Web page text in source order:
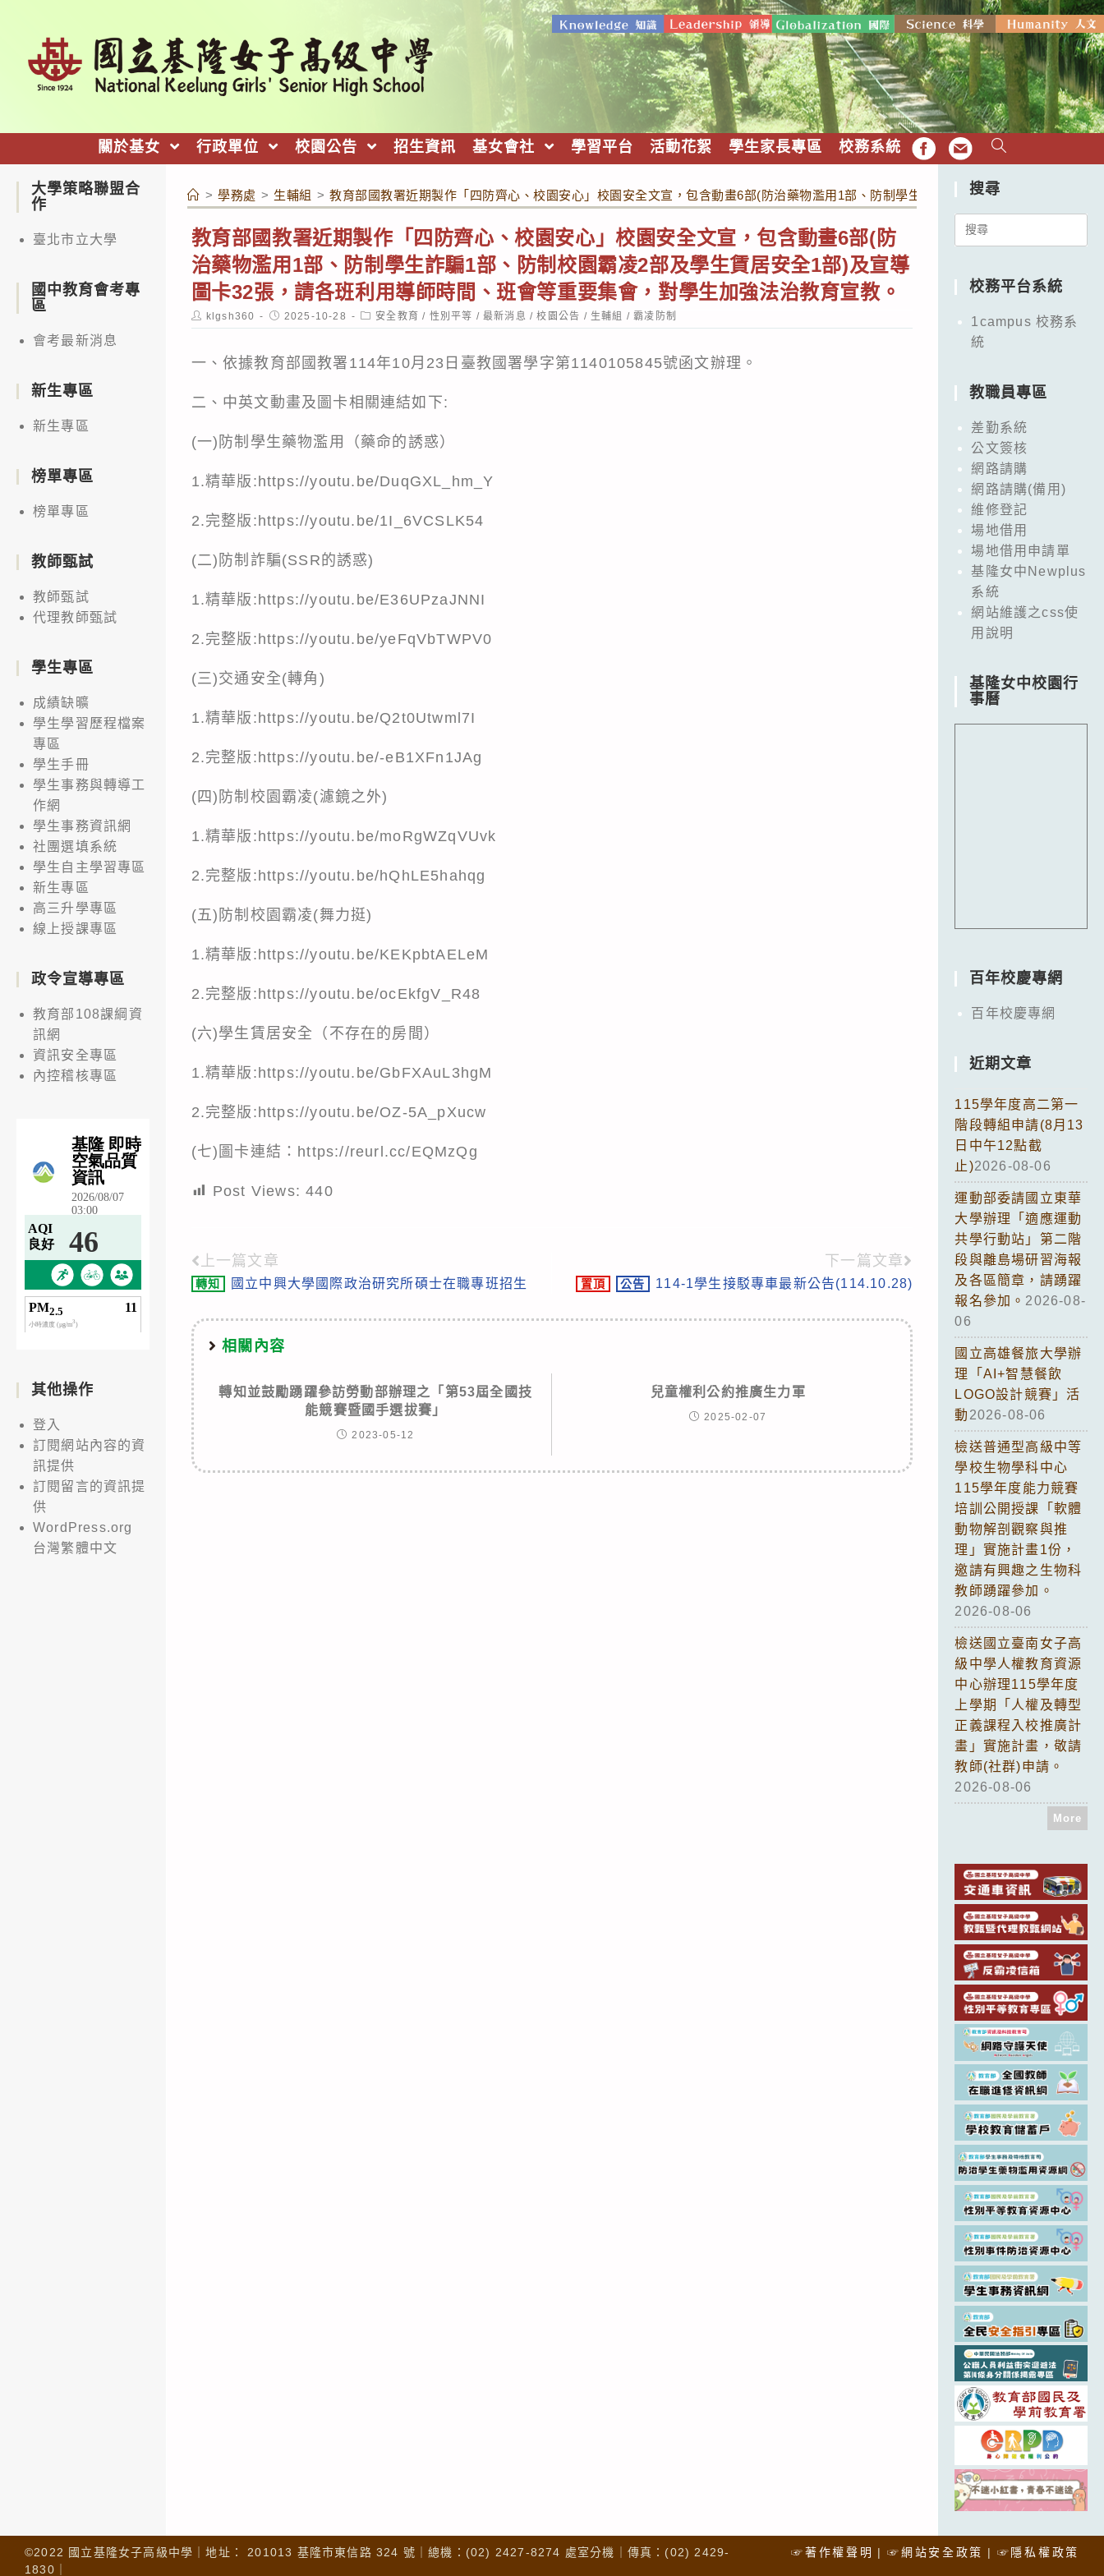
關於基女 行政單位 校園公告 招生資訊 基女會社 學習平台 活動花絮 學生家長專區 校務系統 FB EMAIL
> 學務處 > 生輔組 > 教育部國教署近期製作「四防齊心、校園安心」校園安全文宣，包含動畫6部(防治藥物濫用1部、防制學生詐騙1部、防制校園霸凌2部
教育部國教署近期製作「四防齊心、校園安心」校園安全文宣，包含動畫6部(防
治藥物濫用1部、防制學生詐騙1部、防制校園霸凌2部及學生賃居安全1部)及宣導
圖卡32張，請各班利用導師時間、班會等重要集會，對學生加強法治教育宣教。
Post
author:
klgsh360
Post
published:
2025-10-28
Post
category:
安全教育 / 性別平等 / 最新消息 / 校園公告 / 生輔組 / 霸凌防制
一、依據教育部國教署114年10月23日臺教國署學字第1140105845號函文辦理。
二、中英文動畫及圖卡相關連結如下:
(一)防制學生藥物濫用（藥命的誘惑）
1.精華版:https://youtu.be/DuqGXL_hm_Y
2.完整版:https://youtu.be/1I_6VCSLK54
(二)防制詐騙(SSR的誘惑)
1.精華版:https://youtu.be/E36UPzaJNNI
2.完整版:https://youtu.be/yeFqVbTWPV0
(三)交通安全(轉角)
1.精華版:https://youtu.be/Q2t0Utwml7I
2.完整版:https://youtu.be/-eB1XFn1JAg
(四)防制校園霸凌(濾鏡之外)
1.精華版:https://youtu.be/moRgWZqVUvk
2.完整版:https://youtu.be/hQhLE5hahqg
(五)防制校園霸凌(舞力挺)
1.精華版:https://youtu.be/KEKpbtAELeM
2.完整版:https://youtu.be/ocEkfgV_R48
(六)學生賃居安全（不存在的房間）
1.精華版:https://youtu.be/GbFXAuL3hgM
2.完整版:https://youtu.be/OZ-5A_pXucw
(七)圖卡連結： https://reurl.cc/EQMzQg
Post Views: 440
Read
more
articles
上一篇文章
轉知 國立中興大學國際政治研究所碩士在職專班招生
下一篇文章
置頂 公告 114-1學生接駁專車最新公告(114.10.28)
相關內容
轉知並鼓勵踴躍參訪勞動部辦理之「第53屆全國技
能競賽暨國手選拔賽」
2023-05-12
兒童權利公約推廣生力軍
2025-02-07
大學策略聯盟合
作
臺北市立大學
國中教育會考專
區
會考最新消息
新生專區
新生專區
榜單專區
榜單專區
教師甄試
教師甄試
代理教師甄試
學生專區
成績缺曠
學生學習歷程檔案
專區
學生手冊
學生事務與轉導工
作網
學生事務資訊網
社團選填系統
學生自主學習專區
新生專區
高三升學專區
線上授課專區
政令宣導專區
教育部108課綱資
訊網
資訊安全專區
內控稽核專區
其他操作
登入
訂閱網站內容的資
訊提供
訂閱留言的資訊提
供
WordPress.org
台灣繁體中文
搜尋
Search
校務平台系統
1campus 校務系
統
教職員專區
差勤系統
公文簽核
網路請購
網路請購(備用)
維修登記
場地借用
場地借用申請單
基隆女中Newplus
系統
網站維護之css使
用說明
基隆女中校園行
事曆
百年校慶專網
百年校慶專網
近期文章
115學年度高二第一
階段轉組申請(8月13
日中午12點截
止)2026-08-06
運動部委請國立東華
大學辦理「適應運動
共學行動站」第二階
段與離島場研習海報
及各區簡章，請踴躍
報名參加。 2026-08-
06
國立高雄餐旅大學辦
理「AI+智慧餐飲
LOGO設計競賽」活
動 2026-08-06
檢送普通型高級中等
學校生物學科中心
115學年度能力競賽
培訓公開授課「軟體
動物解剖觀察與推
理」實施計畫1份，
邀請有興趣之生物科
教師踴躍參加。
2026-08-06
檢送國立臺南女子高
級中學人權教育資源
中心辦理115學年度
上學期「人權及轉型
正義課程入校推廣計
畫」實施計畫，敬請
教師(社群)申請。
2026-08-06
More
☞著作權聲明 ☞網站安全政策 ☞隱私權政策
©2022 國立基隆女子高級中學｜地址： 201013 基隆市東信路 324 號｜總機：(02) 2427-8274 處室分機｜傳真：(02) 2429-
1830｜